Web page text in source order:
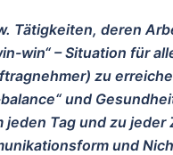
Tätigkeiten, deren
win“ – Situation für
zu
und
jeden Tag und zu
und